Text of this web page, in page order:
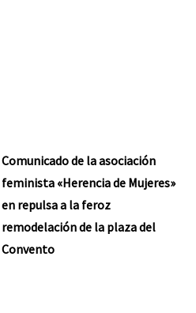
Comunicado de la asociación
feminista «Herencia de Mujeres»
en repulsa a la feroz
remodelación de la plaza del
Convento